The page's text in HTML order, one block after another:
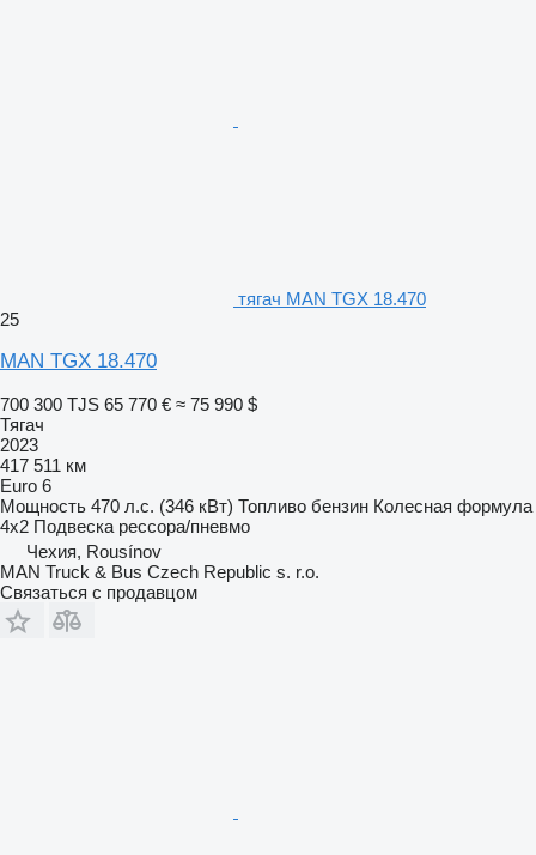
тягач MAN TGX 18.470
25
MAN TGX 18.470
700 300 TJS 65 770 € ≈ 75 990 $
Тягач
2023
417 511 км
Euro 6
Мощность 470 л.с. (346 кВт) Топливо бензин Колесная формула
4x2 Подвеска рессора/пневмо
Чехия, Rousínov
MAN Truck & Bus Czech Republic s. r.o.
Связаться с продавцом